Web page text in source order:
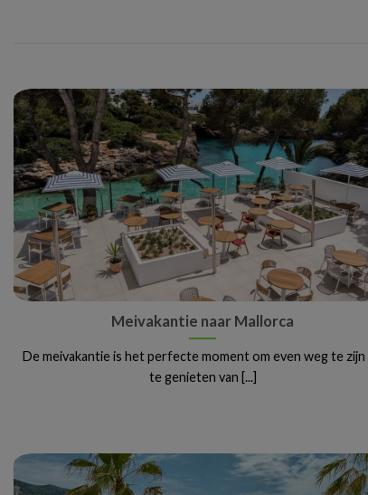
Meivakantie naar Mallorca
De meivakantie is het perfecte moment om even weg te zijn
te genieten van [...]